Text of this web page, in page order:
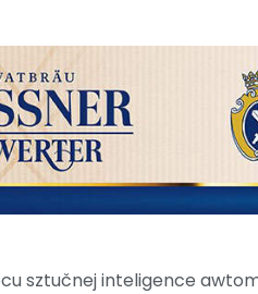
sztučnej inteligence